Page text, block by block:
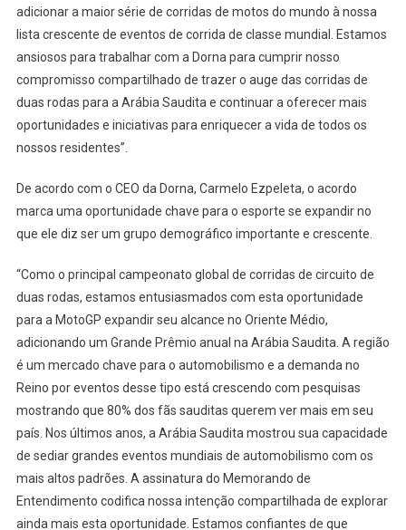
adicionar a maior série de corridas de motos do mundo à nossa
lista crescente de eventos de corrida de classe mundial. Estamos
ansiosos para trabalhar com a Dorna para cumprir nosso
compromisso compartilhado de trazer o auge das corridas de
duas rodas para a Arábia Saudita e continuar a oferecer mais
oportunidades e iniciativas para enriquecer a vida de todos os
nossos residentes”.
De acordo com o CEO da Dorna, Carmelo Ezpeleta, o acordo
marca uma oportunidade chave para o esporte se expandir no
que ele diz ser um grupo demográfico importante e crescente.
“Como o principal campeonato global de corridas de circuito de
duas rodas, estamos entusiasmados com esta oportunidade
para a MotoGP expandir seu alcance no Oriente Médio,
adicionando um Grande Prêmio anual na Arábia Saudita. A região
é um mercado chave para o automobilismo e a demanda no
Reino por eventos desse tipo está crescendo com pesquisas
mostrando que 80% dos fãs sauditas querem ver mais em seu
país. Nos últimos anos, a Arábia Saudita mostrou sua capacidade
de sediar grandes eventos mundiais de automobilismo com os
mais altos padrões. A assinatura do Memorando de
Entendimento codifica nossa intenção compartilhada de explorar
ainda mais esta oportunidade. Estamos confiantes de que